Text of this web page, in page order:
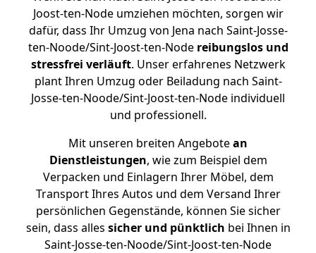
Joost-ten-Node umziehen möchten, sorgen wir
dafür, dass Ihr Umzug von Jena nach Saint-Josse-
ten-Noode/Sint-Joost-ten-Node reibungslos und
stressfrei verläuft. Unser erfahrenes Netzwerk
plant Ihren Umzug oder Beiladung nach Saint-
Josse-ten-Noode/Sint-Joost-ten-Node individuell
und professionell.
Mit unseren breiten Angebotean
Dienstleistungen, wie zum Beispiel dem
Verpacken und Einlagern Ihrer Möbel, dem
Transport Ihres Autos und dem Versand Ihrer
persönlichen Gegenstände, können Sie sicher
sein, dass alles sicher und pünktlich bei Ihnen in
Saint-Josse-ten-Noode/Sint-Joost-ten-Node